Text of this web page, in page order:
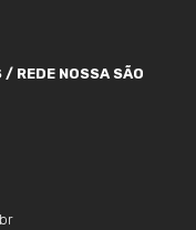
REDE NOSSA SÃO